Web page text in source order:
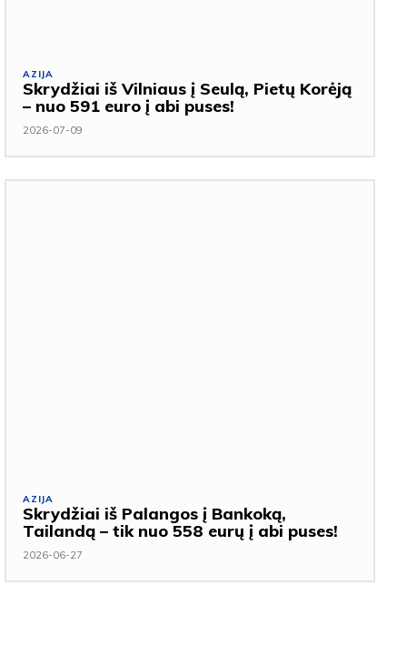
AZIJA
Skrydžiai iš Vilniaus į Seulą, Pietų Korėją
– nuo 591 euro į abi puses!
2026-07-09
AZIJA
Skrydžiai iš Palangos į Bankoką,
Tailandą – tik nuo 558 eurų į abi puses!
2026-06-27